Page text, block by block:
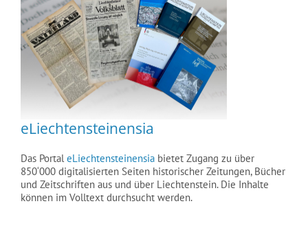
eLiechtensteinensia
Das PortaleLiechtensteinensia bietet Zugang zu über
850‘000 digitalisierten Seiten historischer Zeitungen, Bücher
und Zeitschriften aus und über Liechtenstein. Die Inhalte
können im Volltext durchsucht werden.